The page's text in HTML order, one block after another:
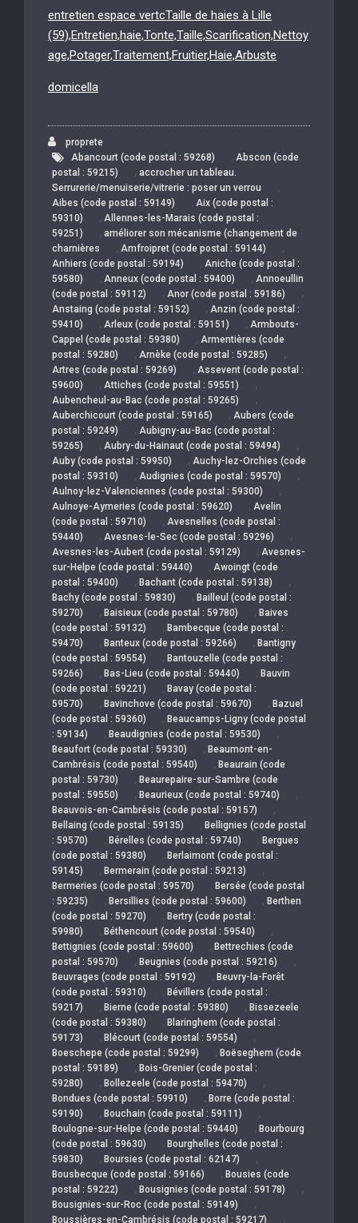
entretien espace vertcTaille de haies à Lille
(59),Entretien,haie,Tonte,Taille,Scarification,Nettoy
age,Potager,Traitement,Fruitier,Haie,Arbuste
domicella
proprete
Abancourt (code postal : 59268)
, Abscon (code
postal : 59215)
, accrocher un tableau.
Serrurerie/menuiserie/vitrerie : poser un verrou
,
Aibes (code postal : 59149) , Aix (code postal :
59310)
, Allennes-les-Marais (code postal :
59251)
, améliorer son mécanisme (changement de
charnières
, Amfroipret (code postal : 59144) ,
Anhiers (code postal : 59194) , Aniche (code postal :
59580)
, Anneux (code postal : 59400) , Annoeullin
(code postal : 59112)
, Anor (code postal : 59186) ,
Anstaing (code postal : 59152) , Anzin (code postal :
59410)
, Arleux (code postal : 59151) , Armbouts-
Cappel (code postal : 59380)
, Armentières (code
postal : 59280)
, Arnèke (code postal : 59285) ,
Artres (code postal : 59269) , Assevent (code postal :
59600)
, Attiches (code postal : 59551) ,
Aubencheul-au-Bac (code postal : 59265) ,
Auberchicourt (code postal : 59165) , Aubers (code
postal : 59249)
, Aubigny-au-Bac (code postal :
59265)
, Aubry-du-Hainaut (code postal : 59494) ,
Auby (code postal : 59950) , Auchy-lez-Orchies (code
postal : 59310)
, Audignies (code postal : 59570) ,
Aulnoy-lez-Valenciennes (code postal : 59300) ,
Aulnoye-Aymeries (code postal : 59620) , Avelin
(code postal : 59710)
, Avesnelles (code postal :
59440)
, Avesnes-le-Sec (code postal : 59296) ,
Avesnes-les-Aubert (code postal : 59129) , Avesnes-
sur-Helpe (code postal : 59440)
, Awoingt (code
postal : 59400)
, Bachant (code postal : 59138) ,
Bachy (code postal : 59830) , Bailleul (code postal :
59270)
, Baisieux (code postal : 59780) , Baives
(code postal : 59132)
, Bambecque (code postal :
59470)
, Banteux (code postal : 59266) , Bantigny
(code postal : 59554)
, Bantouzelle (code postal :
59266)
, Bas-Lieu (code postal : 59440) , Bauvin
(code postal : 59221)
, Bavay (code postal :
59570)
, Bavinchove (code postal : 59670) , Bazuel
(code postal : 59360)
, Beaucamps-Ligny (code postal
: 59134)
, Beaudignies (code postal : 59530) ,
Beaufort (code postal : 59330) , Beaumont-en-
Cambrésis (code postal : 59540)
, Beaurain (code
postal : 59730)
, Beaurepaire-sur-Sambre (code
postal : 59550)
, Beaurieux (code postal : 59740) ,
Beauvois-en-Cambrésis (code postal : 59157) ,
Bellaing (code postal : 59135) , Bellignies (code postal
: 59570)
, Bérelles (code postal : 59740) , Bergues
(code postal : 59380)
, Berlaimont (code postal :
59145)
, Bermerain (code postal : 59213) ,
Bermeries (code postal : 59570) , Bersée (code postal
: 59235)
, Bersillies (code postal : 59600) , Berthen
(code postal : 59270)
, Bertry (code postal :
59980)
, Béthencourt (code postal : 59540) ,
Bettignies (code postal : 59600) , Bettrechies (code
postal : 59570)
, Beugnies (code postal : 59216) ,
Beuvrages (code postal : 59192) , Beuvry-la-Forêt
(code postal : 59310)
, Bévillers (code postal :
59217)
, Bierne (code postal : 59380) , Bissezeele
(code postal : 59380)
, Blaringhem (code postal :
59173)
, Blécourt (code postal : 59554) ,
Boeschepe (code postal : 59299) , Boëseghem (code
postal : 59189)
, Bois-Grenier (code postal :
59280)
, Bollezeele (code postal : 59470) ,
Bondues (code postal : 59910) , Borre (code postal :
59190)
, Bouchain (code postal : 59111) ,
Boulogne-sur-Helpe (code postal : 59440) , Bourbourg
(code postal : 59630)
, Bourghelles (code postal :
59830)
, Boursies (code postal : 62147) ,
Bousbecque (code postal : 59166) , Bousies (code
postal : 59222)
, Bousignies (code postal : 59178) ,
Bousignies-sur-Roc (code postal : 59149) ,
Boussières-en-Cambrésis (code postal : 59217) ,